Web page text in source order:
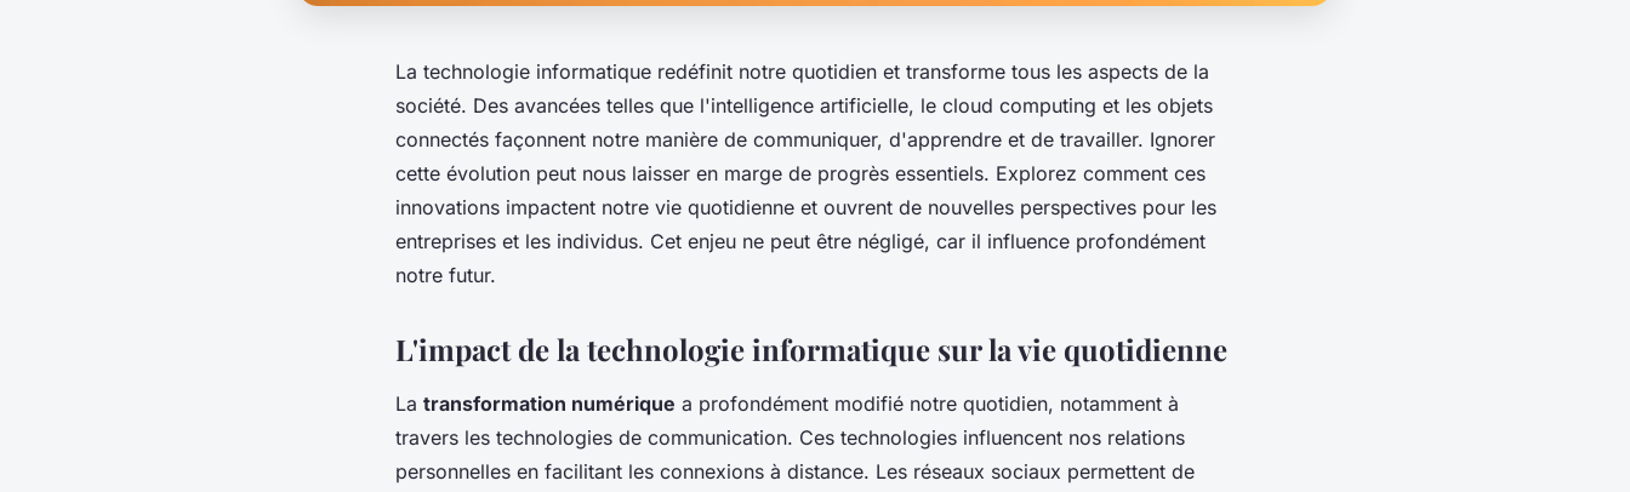
La technologie informatique redéfinit notre quotidien et transforme tous les aspects de la
société. Des avancées telles que l'intelligence artificielle, le cloud computing et les objets
connectés façonnent notre manière de communiquer, d'apprendre et de travailler. Ignorer
cette évolution peut nous laisser en marge de progrès essentiels. Explorez comment ces
innovations impactent notre vie quotidienne et ouvrent de nouvelles perspectives pour les
entreprises et les individus. Cet enjeu ne peut être négligé, car il influence profondément
notre futur.
L'impact de la technologie informatique sur la vie quotidienne
La transformation numérique a profondément modifié notre quotidien, notamment à
travers les technologies de communication. Ces technologies influencent nos relations
personnelles en facilitant les connexions à distance. Les réseaux sociaux permettent de